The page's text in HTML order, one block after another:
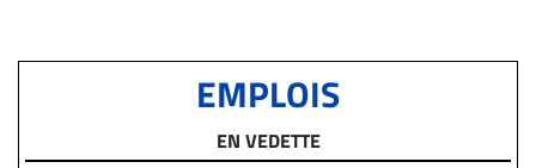
EMPLOIS
EN VEDETTE